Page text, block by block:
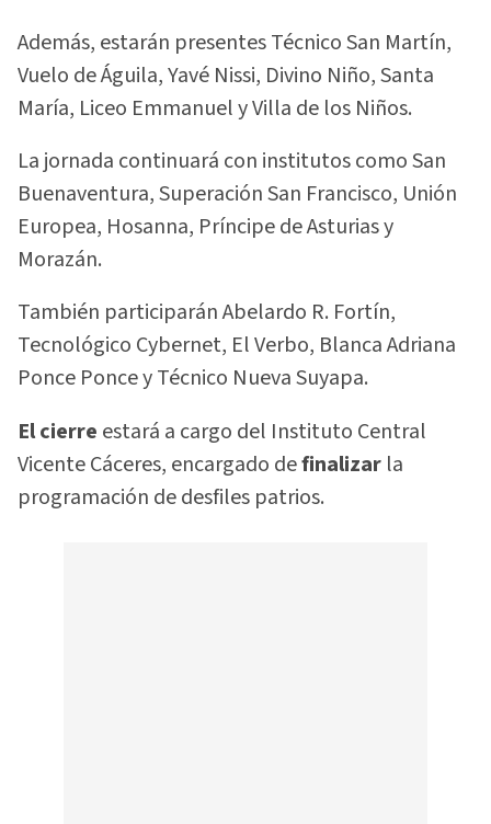
Además, estarán presentes Técnico San Martín,
Vuelo de Águila, Yavé Nissi, Divino Niño, Santa
María, Liceo Emmanuel y Villa de los Niños.
La jornada continuará con institutos como San
Buenaventura, Superación San Francisco, Unión
Europea, Hosanna, Príncipe de Asturias y
Morazán.
También participarán Abelardo R. Fortín,
Tecnológico Cybernet, El Verbo, Blanca Adriana
Ponce Ponce y Técnico Nueva Suyapa.
El cierre estará a cargo del Instituto Central
Vicente Cáceres, encargado definalizar la
programación de desfiles patrios.